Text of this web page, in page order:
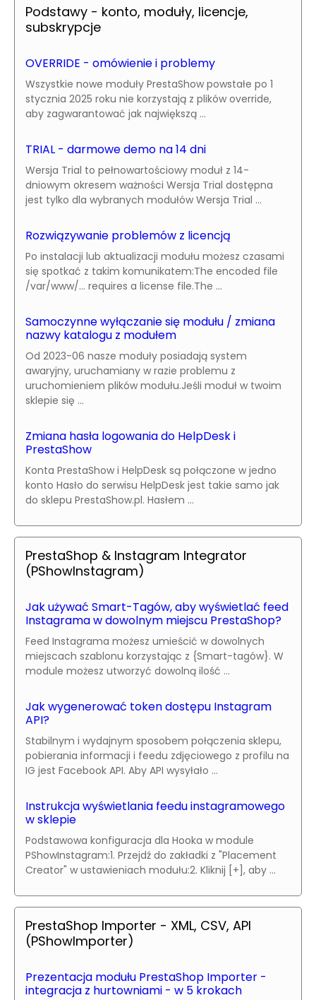
Podstawy - konto, moduły, licencje,
subskrypcje
OVERRIDE - omówienie i problemy
Wszystkie nowe moduły PrestaShow powstałe po 1
stycznia 2025 roku nie korzystają z plików override,
aby zagwarantować jak największą ...
TRIAL - darmowe demo na 14 dni
Wersja Trial to pełnowartościowy moduł z 14-
dniowym okresem ważności Wersja Trial dostępna
jest tylko dla wybranych modułów Wersja Trial ...
Rozwiązywanie problemów z licencją
Po instalacji lub aktualizacji modułu możesz czasami
się spotkać z takim komunikatem:The encoded file
/var/www/... requires a license file.The ...
Samoczynne wyłączanie się modułu / zmiana
nazwy katalogu z modułem
Od 2023-06 nasze moduły posiadają system
awaryjny, uruchamiany w razie problemu z
uruchomieniem plików modułu.Jeśli moduł w twoim
sklepie się ...
Zmiana hasła logowania do HelpDesk i
PrestaShow
Konta PrestaShow i HelpDesk są połączone w jedno
konto Hasło do serwisu HelpDesk jest takie samo jak
do sklepu PrestaShow.pl. Hasłem ...
PrestaShop & Instagram Integrator
(PShowInstagram)
Jak używać Smart-Tagów, aby wyświetlać feed
Instagrama w dowolnym miejscu PrestaShop?
Feed Instagrama możesz umieścić w dowolnych
miejscach szablonu korzystając z {Smart-tagów}. W
module możesz utworzyć dowolną ilość ...
Jak wygenerować token dostępu Instagram
API?
Stabilnym i wydajnym sposobem połączenia sklepu,
pobierania informacji i feedu zdjęciowego z profilu na
IG jest Facebook API. Aby API wysyłało ...
Instrukcja wyświetlania feedu instagramowego
w sklepie
Podstawowa konfiguracja dla Hooka w module
PShowInstagram:1. Przejdź do zakładki z "Placement
Creator" w ustawieniach modułu:2. Kliknij [+], aby ...
PrestaShop Importer - XML, CSV, API
(PShowImporter)
Prezentacja modułu PrestaShop Importer -
integracja z hurtowniami - w 5 krokach